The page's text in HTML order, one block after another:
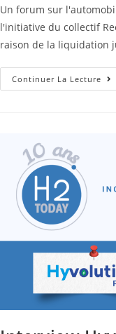
Un forum sur
l'initiative du collectif
raison de la liquidation
Continuer La Lecture